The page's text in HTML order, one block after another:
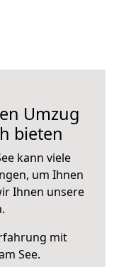
Umzug
bieten
kann viele
um Ihnen
Ihnen unsere
mit
See.